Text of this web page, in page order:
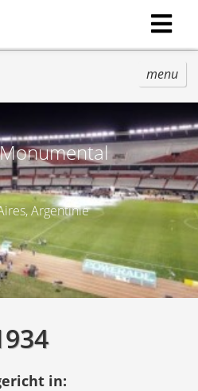
menu
Argentinië
in: